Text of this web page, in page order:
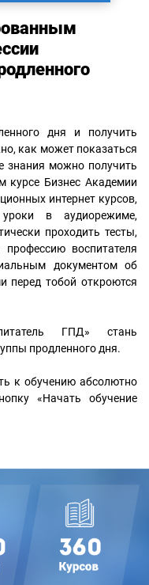
дня и получить
как может показаться
знания можно получить
курсе Бизнес Академии
интернет курсов,
в аудиорежиме,
проходить тесты,
воспитателя
документом об
перед тобой откроются
ГПД» стань
продленного дня.
к обучению абсолютно
«Начать обучение